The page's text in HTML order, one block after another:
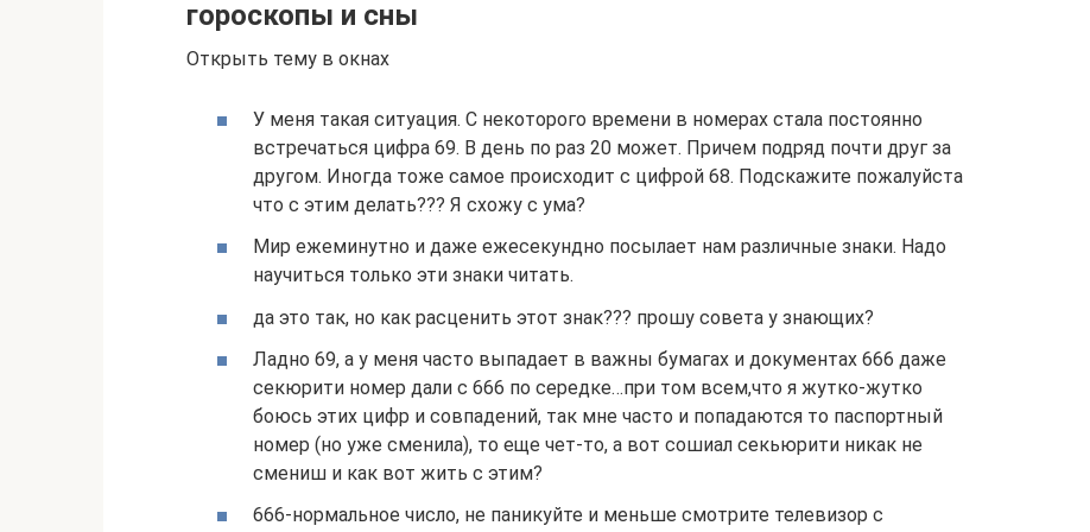
гороскопы и сны
Открыть тему в окнах
У меня такая ситуация. С некоторого времени в номерах стала постоянно
встречаться цифра 69. В день по раз 20 может. Причем подряд почти друг за
другом. Иногда тоже самое происходит с цифрой 68. Подскажите пожалуйста
что с этим делать??? Я схожу с ума?
Мир ежеминутно и даже ежесекундно посылает нам различные знаки. Надо
научиться только эти знаки читать.
да это так, но как расценить этот знак??? прошу совета у знающих?
Ладно 69, а у меня часто выпадает в важны бумaгах и документах 666 даже
секюрити номер дали с 666 по середке…при том всем,что я жутко-жутко
боюсь этих цифр и совпадений, так мне часто и попадаются то паспортный
номер (но уже сменила), то еще чет-то, а вот сошиал секьюрити никак не
смениш и как вот жить с этим?
666-нормальное число, не паникуйте и меньше смотрите телевизор с